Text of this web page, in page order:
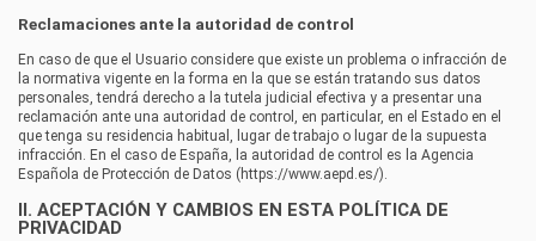
Reclamaciones ante la autoridad de control
En caso de que el Usuario considere que existe un problema o infracción de
la normativa vigente en la forma en la que se están tratando sus datos
personales, tendrá derecho a la tutela judicial efectiva y a presentar una
reclamación ante una autoridad de control, en particular, en el Estado en el
que tenga su residencia habitual, lugar de trabajo o lugar de la supuesta
infracción. En el caso de España, la autoridad de control es la Agencia
Española de Protección de Datos (https://www.aepd.es/).
II. ACEPTACIÓN Y CAMBIOS EN ESTA POLÍTICA DE
PRIVACIDAD